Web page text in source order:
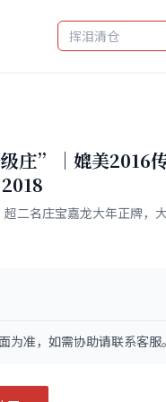
庄”｜媲美2016
二名庄宝嘉龙大年正牌，
准，如需协助请联系客服。